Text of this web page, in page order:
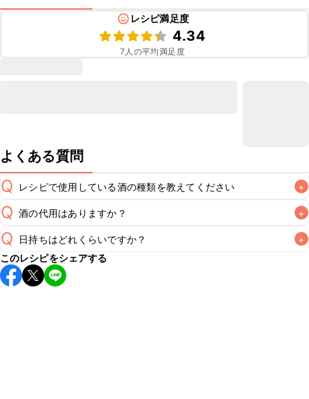
レシピ満足度
4.34
7 人の平均満足度
よくある質問
Q レシピで使用している酒の種類を教えてください +
A
Q 酒の代用はありますか？ +
A
Q 日持ちはどれくらいですか？ +
こちらのレシピは出来たてをお召し上がりいただくことをお
すすめします。
このレシピをシェアする